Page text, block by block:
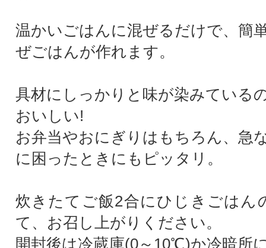
温かいごはんに混ぜるだけで、簡
ぜごはんが作れます。
具材にしっかりと味が染みている
おいしい!
お弁当やおにぎりはもちろん、急
に困ったときにもピッタリ。
炊きたてご飯2合にひじきごはん
て、お召し上がりください。
開封後は冷蔵庫(0～10℃)か冷暗所